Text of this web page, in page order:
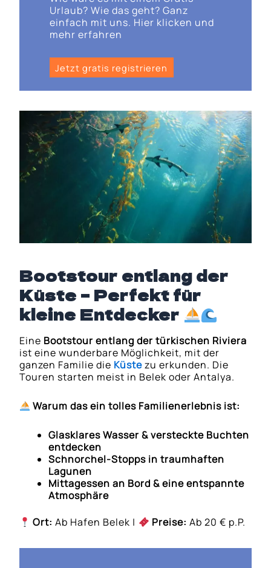
Urlaub? Wie das geht? Ganz
einfach mit uns. Hier klicken und
mehr erfahren
Jetzt gratis registrieren
Bootstour entlang der
Küste – Perfekt für
kleine Entdecker
Eine Bootstour entlang der türkischen Riviera
ist eine wunderbare Möglichkeit, mit der
ganzen Familie die Küstezu erkunden. Die
Touren starten meist in Belek oder Antalya.
Warum das ein tolles Familienerlebnis ist:
Glasklares Wasser & versteckte Buchten
entdecken
Schnorchel-Stopps in traumhaften
Lagunen
Mittagessen an Bord & eine entspannte
Atmosphäre
Ort: Ab Hafen Belek | Preise: Ab 20 € p.P.